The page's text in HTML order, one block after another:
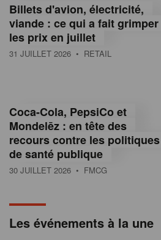
s
s
u
e
e
a
Billets d'avion, électricité,
viande : ce qui a fait grimper
les prix en juillet
31 JUILLET 2026 • RETAIL
Coca-Cola, PepsiCo et
Mondelēz : en tête des
recours contre les politiques
de santé publique
30 JUILLET 2026 • FMCG
Les événements à la une